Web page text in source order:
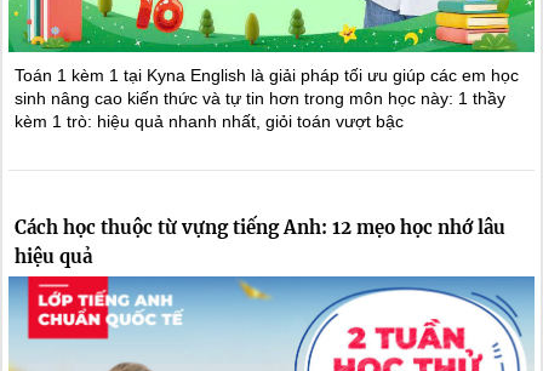
Toán 1 kèm 1 tại Kyna English là giải pháp tối ưu giúp các em học
sinh nâng cao kiến thức và tự tin hơn trong môn học này: 1 thầy
kèm 1 trò: hiệu quả nhanh nhất, giỏi toán vượt bậc
Cách học thuộc từ vựng tiếng Anh: 12 mẹo học nhớ lâu
hiệu quả